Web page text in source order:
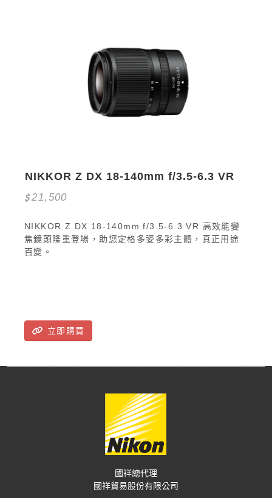
NIKKOR Z DX 18-140mm f/3.5-6.3 VR
21,500
NIKKOR Z DX 18-140mm f/3.5-6.3 VR 高效能變
焦鏡頭隆重登場，助您定格多姿多彩主體，真正用途
百變。
立即購買
國祥總代理
國祥貿易股份有限公司